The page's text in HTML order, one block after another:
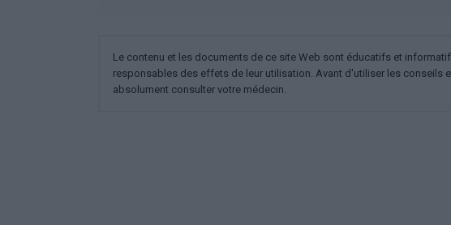
Le contenu et les documents de ce site Web sont éducatifs et
responsables des effets de leur utilisation. Avant d'utiliser les conseils
absolument consulter votre médecin.